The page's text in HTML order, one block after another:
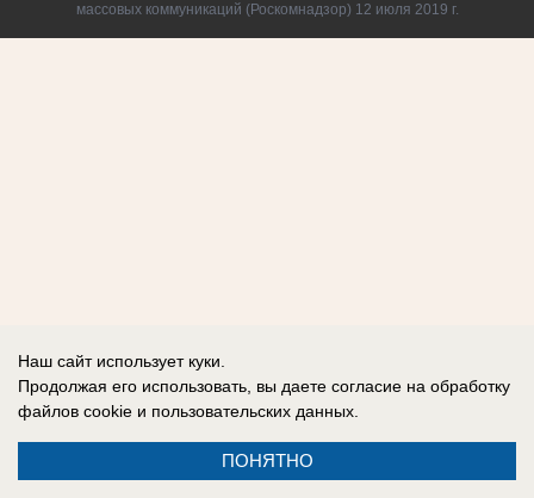
массовых коммуникаций (Роскомнадзор) 12 июля 2019 г.
Наш сайт использует куки.
Продолжая его использовать, вы даете согласие на обработку
файлов cookie и пользовательских данных.
ПОНЯТНО